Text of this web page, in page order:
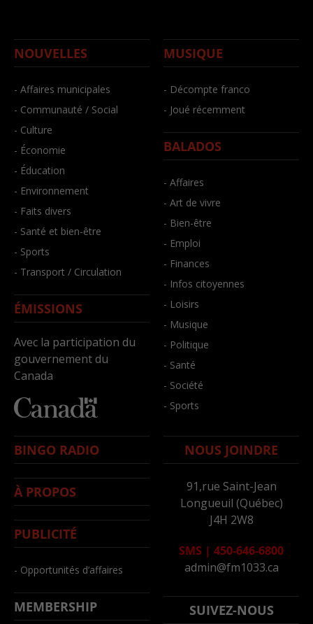
NOUVELLES
- Affaires municipales
- Communauté / Social
- Culture
- Économie
- Éducation
- Environnement
- Faits divers
- Santé et bien-être
- Sports
- Transport / Circulation
ÉMISSIONS
Avec la participation du
gouvernement du
Canada
MUSIQUE
- Décompte franco
- Joué récemment
BALADOS
- Affaires
- Art de vivre
- Bien-être
- Emploi
- Finances
- Infos citoyennes
- Loisirs
- Musique
- Politique
- Santé
- Société
- Sports
BINGO RADIO
À PROPOS
PUBLICITÉ
- Opportunités d’affaires
MEMBERSHIP
NOUS JOINDRE
91,rue Saint-Jean
Longueuil (Québec)
J4H 2W8
SMS | 450-646-6800
admin@fm1033.ca
SUIVEZ-NOUS